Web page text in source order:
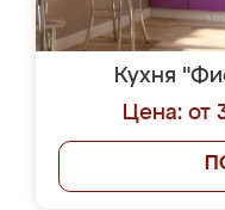
Кухня
Цена: от